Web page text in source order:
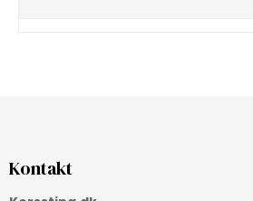
Kontakt